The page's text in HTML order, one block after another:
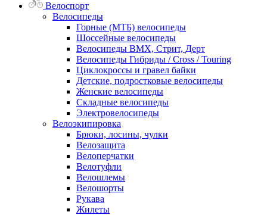
Велоспорт
Велосипеды
Горные (МТБ) велосипеды
Шоссейные велосипеды
Велосипеды BMX, Стрит, Дерт
Велосипеды Гибриды / Cross / Touring
Циклокроссы и гравел байки
Детские, подростковые велосипеды
Женские велосипеды
Складные велосипеды
Электровелосипеды
Велоэкипировка
Брюки, лосины, чулки
Велозащита
Велоперчатки
Велотуфли
Велошлемы
Велошорты
Рукава
Жилеты